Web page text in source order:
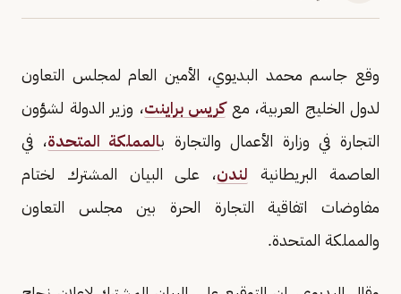
وقع جاسم محمد البديوي، الأمين العام لمجلس التعاون
لدول الخليج العربية، معكريس براينت، وزير الدولة لشؤون
التجارة في وزارة الأعمال والتجارة بالمملكة المتحدة، في
العاصمة البريطانية لندن، على البيان المشترك لختام
مفاوضات اتفاقية التجارة الحرة بين مجلس التعاون
والمملكة المتحدة.